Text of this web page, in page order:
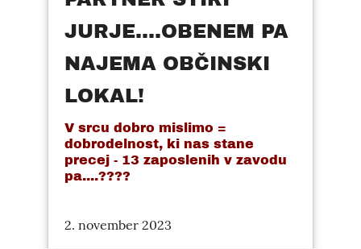
JURJE....OBENEM PA
NAJEMA OBČINSKI
LOKAL!
V srcu dobro mislimo =
dobrodelnost, ki nas stane
precej - 13 zaposlenih v zavodu
pa....????
2. november 2023